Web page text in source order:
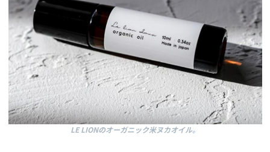
LE LIONのオーガニック米ヌカオイル。